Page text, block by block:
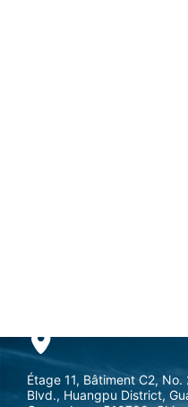
Étage 11, Bâtiment C2, No.
Blvd., Huangpu District,